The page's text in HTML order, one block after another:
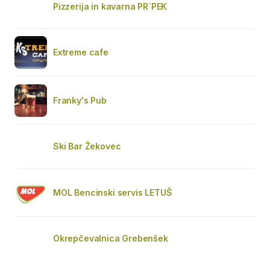
Pizzerija in kavarna PR´PEK
Extreme cafe
Franky's Pub
Ski Bar Žekovec
MOL Bencinski servis LETUŠ
Okrepčevalnica Grebenšek